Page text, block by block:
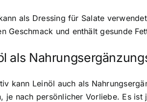
als Dressing für Salate
Geschmack und enthält gesunde
als
kann Leinöl auch als
je nach persönlicher Vorliebe. Es